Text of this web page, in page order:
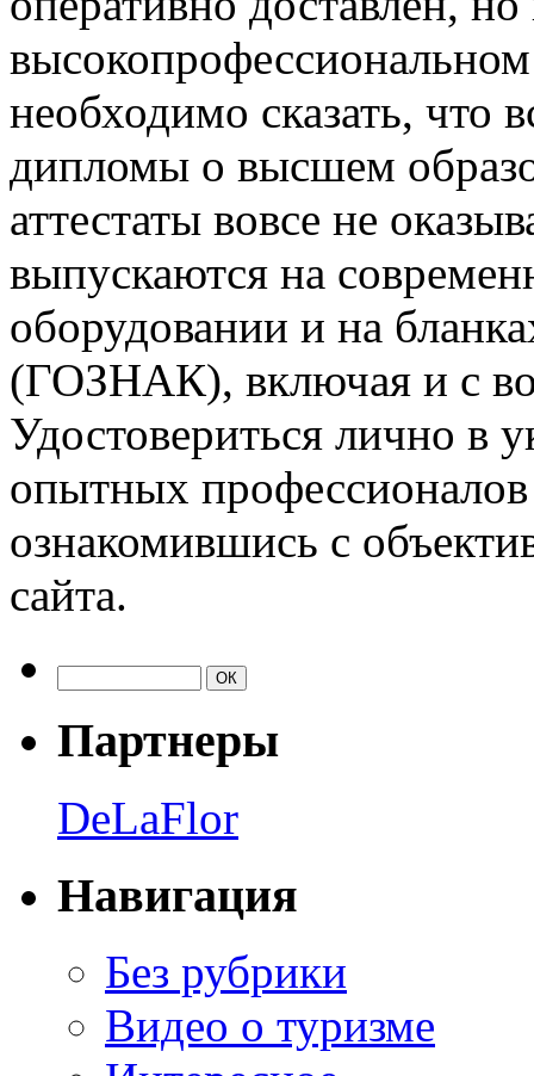
необходимо сказать, что
дипломы о высшем
аттестаты вовсе не
выпускаются на
оборудовании и на
(ГОЗНАК), включая и с
Удостовериться лично в
опытных
ознакомившись с
сайта.
Партнеры
DeLaFlor
Навигация
Без рубрики
Видео о туризме